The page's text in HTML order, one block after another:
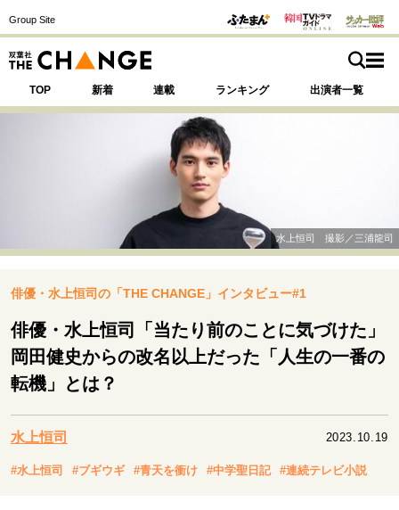
Group Site
TOP 新着 連載 ランキング 出演者一覧
注目の記事テーマで探す
運命を変えた出会い 決断の裏側
挫折からの再起
表現者の葛藤
人生が動いた日 10代の挫折と原点
セカンドキャリアの描き方
夢を掴む選択
水上恒司 撮影／三浦龍司
俳優・水上恒司の「THE CHANGE」インタビュー#1
俳優・水上恒司「当たり前のことに気づけた」
岡田健史からの改名以上だった「人生の一番の
転機」とは？
水上恒司 2023.10.19
#水上恒司 #ブギウギ #青天を衝け #中学聖日記 #連続テレビ小説